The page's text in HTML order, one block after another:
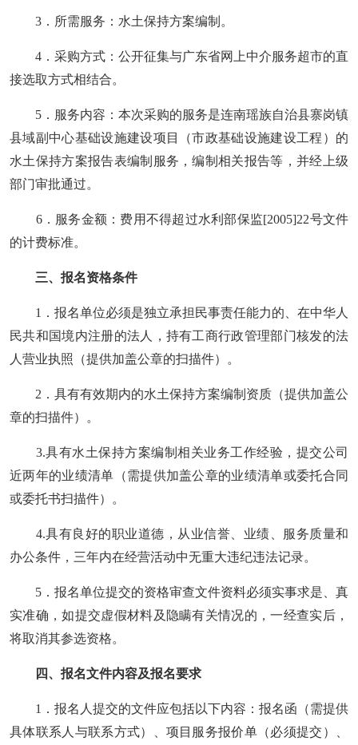
3 ． 所需服务：水土保持方案编制。
4 ． 采购方式：公开征集与广东省网上中介服务超市的直
接选取方式相结合。
5 ． 服务内容：本次采购的服务是连南瑶族自治县寨岗镇
县域副中心基础设施建设项目（市政基础设施建设工程） 的
水土保持方案报告表编制服务 ，编制相关报告等，并经上级
部门审批通过。
6． 服务金额： 费用不得超过水利部保监[2005]22号文件
的计费标准。
三、报名资格条件
1． 报名单位必须是独立承担民事责任能力的、在中华人
民共和国境内注册的法人，持有工商行政管理部门核发的法
人营业执照（提供加盖公章的扫描件） 。
2． 具有有效期内的水土保持方案编制资质 （提供加盖公
章的扫描件） 。
3.具有水土保持方案编制相关业务工作经验，提交公司
近两年的业绩清单 （需提供加盖公章的业绩清单或委托合同
或委托书扫描件） 。
4.具有良好的职业道德，从业信誉、业绩、服务质量和
办公条件，三年内在经营活动中无重大违纪违法记录。
5 ． 报名单位提交的资格审查文件资料必须实事求是、真
实准确，如提交虚假材料及隐瞒有关情况的，一经查实后，
将取消其参选资格。
四、报名文件内容及报名要求
1．报名人 提交的文件应包括以下内容：报名函 （需提供
具体联系人与联系方式）、项目服务报价单（必须提交）